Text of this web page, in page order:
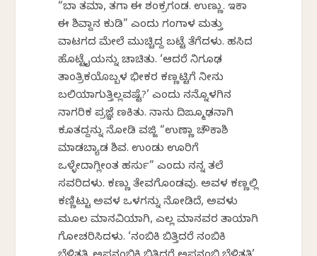
“ಬಾ ತಮಾ, ತಗಾ ಈ ಶಂಕ್ರಗಂಡ. ಉಣ್ಣು. ಇಕಾ
ಈ ಶಿವ್ದಾನ ಕುಡಿ” ಎಂದು ಗಂಗಾಳ ಮತ್ತು
ವಾಟಗದ ಮೇಲೆ ಮುಚ್ಚಿದ್ದ ಬಟ್ಟೆ ತೆಗೆದಳು. ಹಸಿದ
ಹೊಟ್ಟೆ ಕೈಯನ್ನು ಚಾಚಿತು. ‘ಆದರೆ ನಿಗೂಢ
ತಾಂತ್ರಿಕಯೊಬ್ಬಳ ಭೀಕರ ಕಣ್ಣಟ್ಟಿಗೆ ನೀನು
ಬಲಿಯಾಗುತ್ತಿಲ್ಲವಷ್ಟೆ?’ ಎಂದು ನನ್ನೊಳಗಿನ
ನಾಗರಿಕ ಪ್ರಜ್ಞೆ ಕೆಣಕಿತು. ನಾನು ದಿಙ್ಮೂಢನಾಗಿ
ಕೂತದ್ದನ್ನು ನೋಡಿ ವಜ್ಜಿ “ಉಣ್ಣಾಕೆ ಚೌಕಾಶಿ
ಮಾಡಬ್ಯಾಡ ಶಿವ. ಉಂಡು ಊರಿಗೆ
ಒಳ್ಳೇದಾಗ್ಲೀಂತ ಹರ್ಸು” ಎಂದು ನನ್ನ ತಲೆ
ಸವರಿದಳು. ಕಣ್ಣು ತೇವಗೊಂಡವು. ಅವಳ ಕಣ್ಣಲ್ಲಿ
ಕಣ್ಣಿಟ್ಟು ಅವಳ ಒಳಗನ್ನು ನೋಡಿದೆ, ಅವಳು
ಮೂಲ ಮಾನವಿಯಾಗಿ, ಎಲ್ಲ ಮಾನವರ ತಾಯಾಗಿ
ಗೋಚರಿಸಿದಳು. ‘ನಂಬಿಕಿ ಬಿತ್ತಿದರೆ ನಂಬಿಕಿ